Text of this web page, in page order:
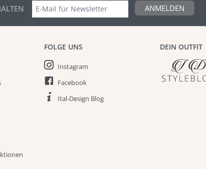
ANMELDEN
FOLGE UNS
Instagram
Facebook
Ital-Design Blog
DEIN OUTFIT